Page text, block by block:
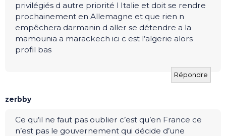
privilégiés d autre priorité l Italie et doit se rendre
prochainement en Allemagne et que rien n
empêchera darmanin d aller se détendre a la
mamounia a marackech ici c est l’algerie alors
profil bas
Répondre
zerbby
Ce qu’il ne faut pas oublier c’est qu’en France ce
n’est pas le gouvernement qui décide d’une